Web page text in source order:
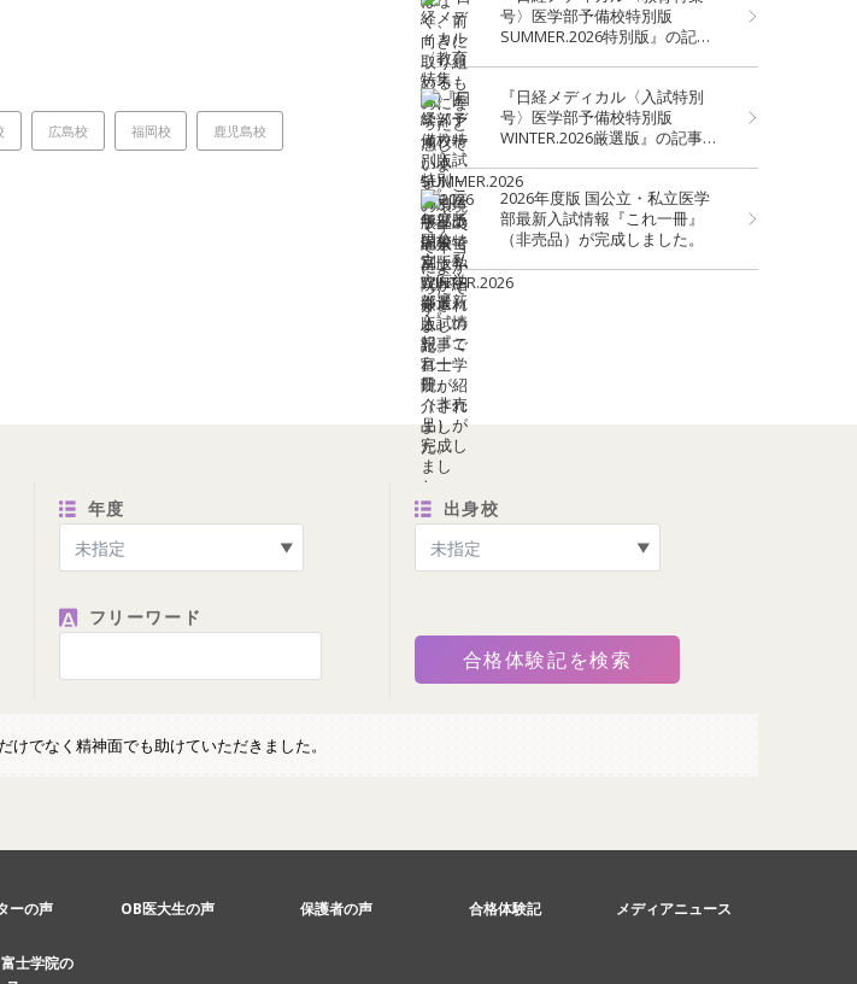
広島校 福岡校 鹿児島校
号〉医学部予備校特別版
SUMMER.2026特別版』の記事
『日経メディカル〈入試特別
号〉医学部予備校特別版
WINTER.2026厳選版』の記事で
2026年度版 国公立・私立医学
部最新入試情報『これ一冊』
（非売品）が完成しました。
年度 出身校
フリーワード
けでなく精神面でも助けていただきました。
ーの声 OB医大生の声 保護者の声 合格体験記 メディアニュース
士学院の